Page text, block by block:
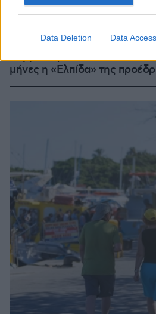
Data Deletion Data Access
Κόμμα Καρυστιανού: Γιατί
μήνες η «Ελπίδα» της
10.08.2026, 14:19